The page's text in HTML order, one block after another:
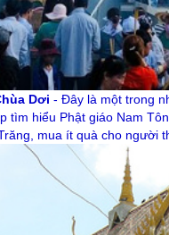
Dơi - Đây là một trong
tìm hiểu Phật giáo Nam
mua ít quà cho người